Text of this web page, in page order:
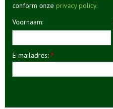
conform onze privacy policy.
Voornaam:
E-mailadres: *